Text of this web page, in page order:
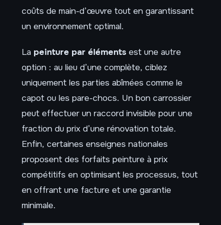
coûts de main-d’œuvre tout en garantissant
un environnement optimal.
La peinture par éléments est une autre
option : au lieu d’une complète, ciblez
uniquement les parties abîmées comme le
capot ou les pare-chocs. Un bon carrossier
peut effectuer un raccord invisible pour une
fraction du prix d’une rénovation totale.
Enfin, certaines enseignes nationales
proposent des forfaits peinture à prix
compétitifs en optimisant les processus, tout
en offrant une facture et une garantie
minimale.